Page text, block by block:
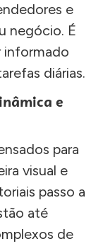
e
negócio. É
informado
diárias.
e
para
visual e
passo a
até
de